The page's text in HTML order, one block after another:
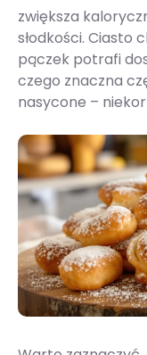
zwiększa
słodkości. Ciasto
pączek potrafi
czego znaczna
nasycone –